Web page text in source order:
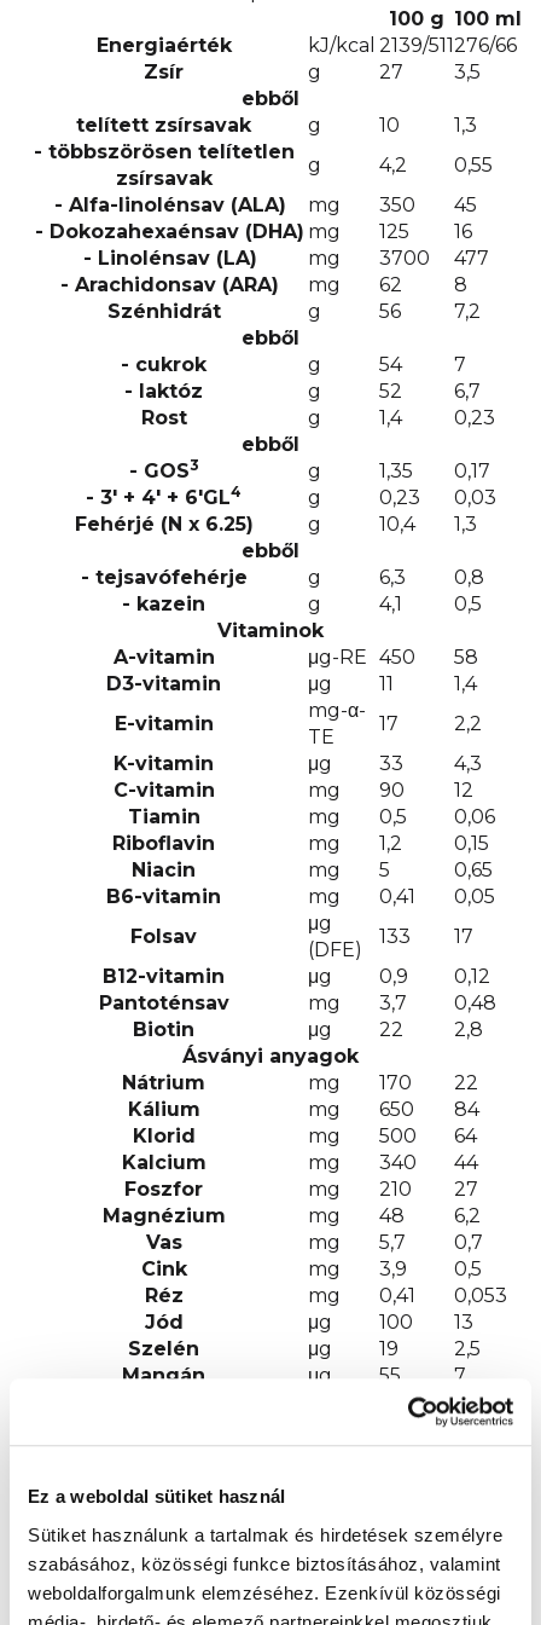
Ez a weboldal sütiket használ
Sütiket használunk a tartalmak és hirdetések személyre
szabásához, közösségi funkce biztosításához, valamint
weboldalforgalmunk elemzéséhez. Ezenkívül közösségi
100 g 100 ml
Energiaérték
kJ/kcal 2139/511276/66
Zsír
g 27
3,5
ebből
telített zsírsavak
g 10
1,3
- többszörösen telítetlen
zsírsavak
g 4,2
0,55
- Alfa-linolénsav (ALA)
mg 350
45
- Dokozahexaénsav (DHA) mg 125
16
- Linolénsav (LA)
mg 3700
477
- Arachidonsav (ARA)
mg 62
8
Szénhidrát
g 56
7,2
ebből
- cukrok
g 54
7
- laktóz
g 52
6,7
Rost
g 1,4
0,23
ebből
- GOS3 g 1,35
0,17
- 3' + 4' + 6'GL4 g 0,23
0,03
Fehérjé (N x 6.25)
g 10,4
1,3
ebből
- tejsavófehérje
g 6,3
0,8
- kazein
g 4,1
0,5
Vitaminok
A-vitamin
μg-RE 450
58
D3-vitamin
μg 11
1,4
E-vitamin
mg-α-
TE
17
2,2
K-vitamin
μg 33
4,3
C-vitamin
mg 90
12
Tiamin
mg 0,5
0,06
Riboflavin
mg 1,2
0,15
Niacin
mg 5
0,65
B6-vitamin
mg 0,41
0,05
Folsav
μg
(DFE)
133
17
B12-vitamin
μg 0,9
0,12
Pantoténsav
mg 3,7
0,48
Biotin
μg 22
2,8
Ásványi anyagok
Nátrium
mg 170
22
Kálium
mg 650
84
Klorid
mg 500
64
Kalcium
mg 340
44
Foszfor
mg 210
27
Magnézium
mg 48
6,2
Vas
mg 5,7
0,7
Cink
mg 3,9
0,5
Réz
mg 0,41
0,053
Jód
μg 100
13
Szelén
μg 19
2,5
Mangán
μg 55
7
<100
<15
Inozitol
L-Karnitin
mg 9
1
Nukleotidok
mg 22 2,8
100ml elkészített tej = 90 ml forralt víz + 3 igazított